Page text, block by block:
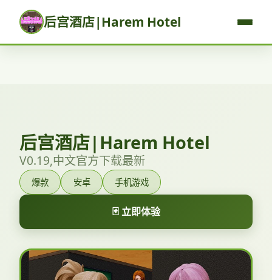
后宫酒店|Harem Hotel
后宫酒店|Harem Hotel
V0.19,中文官方下载最新
爆款 安卓 手机游戏
🃏 立即体验